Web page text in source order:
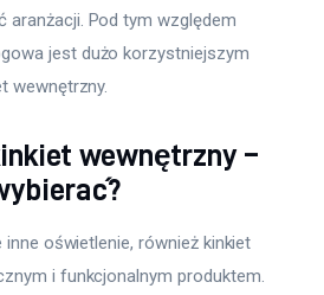
aranżacji. Pod tym względem
jest dużo korzystniejszym
wewnętrzny.
wewnętrzny –
inne oświetlenie, również kinkiet
i funkcjonalnym produktem.